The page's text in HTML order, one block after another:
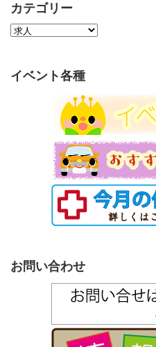
カテゴリー
カ
リ
イベント各種
お問い合わせ